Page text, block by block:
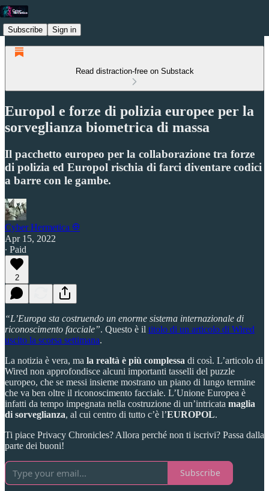
Subscribe Sign in
Read distraction-free on Substack
Europol e forze di polizia europee per la
sorveglianza biometrica di massa
Il pacchetto europeo per la collaborazione tra forze
di polizia ed Europol rischia di farci diventare codici
a barre con le gambe.
Cyber Hermetica 𐀏
Apr 15, 2022
∙ Paid
2
“L’Europa sta costruendo un enorme sistema internazionale di
riconoscimento facciale”. Questo è il titolo di un articolo di Wired
uscito la scorsa settimana.
La notizia è vera, ma la realtà è più complessa di così. L’articolo di
Wired non approfondisce alcuni importanti tasselli del puzzle
europeo, che se messi insieme mostrano un piano di lungo termine
che va ben oltre il riconoscimento facciale. L’Unione Europea è
infatti da tempo impegnata nella costruzione di un’intricata maglia
di sorveglianza, al cui centro di tutto c’è l’EUROPOL.
Ti piace Privacy Chronicles? Allora perché non ti iscrivi? Passa dalla
parte dei buoni!
Subscribe